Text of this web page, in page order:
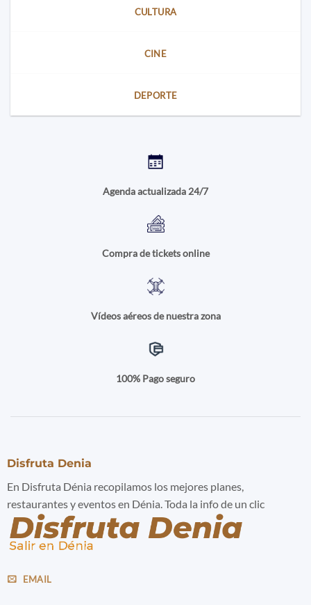
CULTURA
CINE
DEPORTE
Agenda actualizada 24/7
Compra de tickets online
Vídeos aéreos de nuestra zona
100% Pago seguro
Disfruta Denia
En Disfruta Dénia recopilamos los mejores planes,
restaurantes y eventos en Dénia. Toda la info de un clic
EMAIL